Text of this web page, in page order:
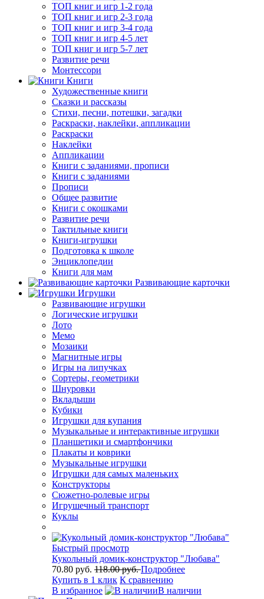
ТОП книг и игр 1-2 года
ТОП книг и игр 2-3 года
ТОП книг и игр 3-4 года
ТОП книг и игр 4-5 лет
ТОП книг и игр 5-7 лет
Развитие речи
Монтессори
Книги
Художественные книги
Сказки и рассказы
Стихи, песни, потешки, загадки
Раскраски, наклейки, аппликации
Раскраски
Наклейки
Аппликации
Книги с заданиями, прописи
Книги с заданиями
Прописи
Общее развитие
Книги с окошками
Развитие речи
Тактильные книги
Книги-игрушки
Подготовка к школе
Энциклопедии
Книги для мам
Развивающие карточки
Игрушки
Развивающие игрушки
Логические игрушки
Лото
Мемо
Мозаики
Магнитные игры
Игры на липучках
Сортеры, геометрики
Шнуровки
Вкладыши
Кубики
Игрушки для купания
Музыкальные и интерактивные игрушки
Планшетики и смартфончики
Плакаты и коврики
Музыкальные игрушки
Игрушки для самых маленьких
Конструкторы
Сюжетно-ролевые игры
Игрушечный транспорт
Куклы
Быстрый просмотр
Кукольный домик-конструктор "Любава"
70.80 руб. 118.00 руб.Подробнее
Купить в 1 клик К сравнению
В избранное
В наличии